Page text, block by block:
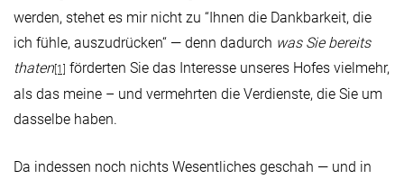
werden, stehet es mir nicht zu “Ihnen die Dankbarkeit, die
ich fühle, auszudrücken“ — denn dadurch was Sie bereits
thaten[1]
förderten Sie das Interesse unseres Hofes vielmehr,
als das meine – und vermehrten die Verdienste, die Sie um
dasselbe haben.
Da indessen noch nichts Wesentliches geschah — und in